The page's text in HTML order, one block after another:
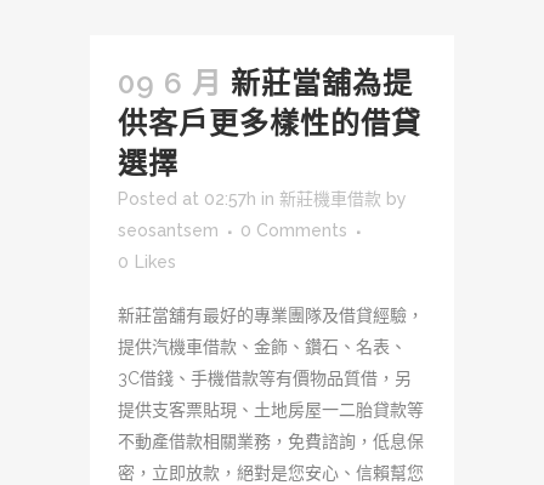
09 6 月 新莊當舖為提
供客戶更多樣性的借貸
選擇
Posted at 02:57h in 新莊機車借款 by
seosantsem
0 Comments
0 Likes
新莊當舖有最好的專業團隊及借貸經驗，
提供汽機車借款、金飾、鑽石、名表、
3C借錢、手機借款等有價物品質借，另
提供支客票貼現、土地房屋一二胎貸款等
不動產借款相關業務，免費諮詢，低息保
密，立即放款，絕對是您安心、信賴幫您